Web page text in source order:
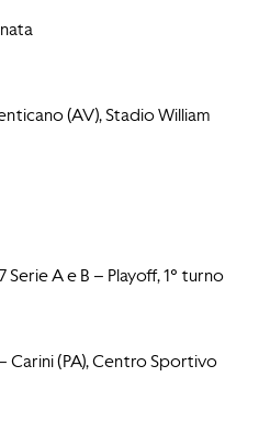
(AV), Stadio William
A e B – Playoff, 1° turno
Carini (PA), Centro Sportivo